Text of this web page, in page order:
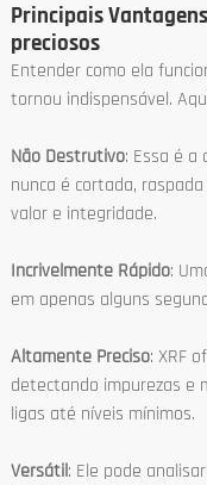
Principais
preciosos
Entender como ela
tornou indispensável.
Não Destrutivo: Essa é a
nunca é cortada,
valor e integridade.
Incrivelmente Rápido:
em apenas alguns
Altamente Preciso: XRF
detectando impurezas e
ligas até níveis mínimos.
Versátil: Ele pode